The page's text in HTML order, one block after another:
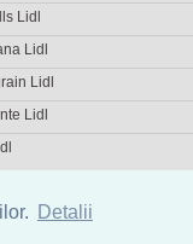
Detalii
Lidl
Lidl
Lidl
Lidl
IMC